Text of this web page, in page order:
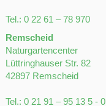
Tel.: 0 22 61 – 78 970
Remscheid
Naturgartencenter
Lüttringhauser Str. 82
42897 Remscheid
Tel.: 0 21 91 – 95 13 5 - 0